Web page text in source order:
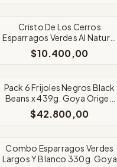
Cristo De Los Cerros
Esparragos Verdes Al Natural
X300gr
$10.400,00
Pack 6 Frijoles Negros Black
Beans x 439g. Goya Origen
Usa
$42.800,00
Combo Esparragos Verdes
Largos Y Blanco 330g. Goya